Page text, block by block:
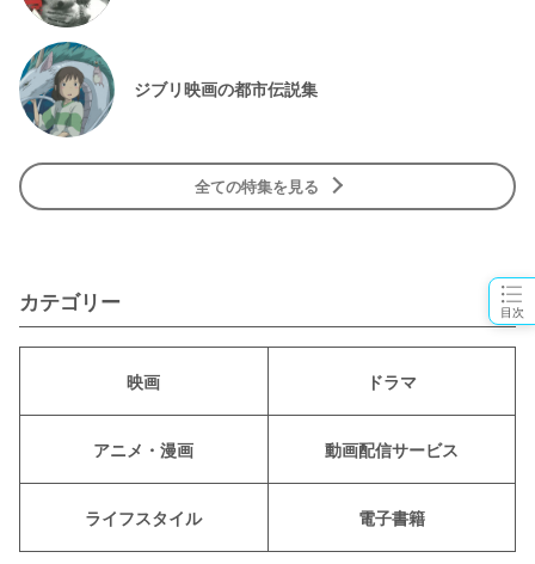
目次
ジブリ映画の都市伝説集
全ての特集を見る
カテゴリー
映画 ドラマ
アニメ・漫画 動画配信サービス
ライフスタイル 電子書籍